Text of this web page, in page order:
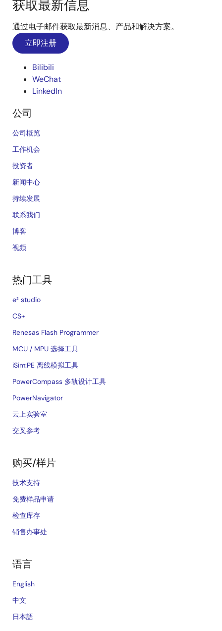
获取最新信息
通过电子邮件获取最新消息、产品和解决方案。
立即注册
Bilibili
WeChat
LinkedIn
公司
公司概览
工作机会
投资者
新闻中心
持续发展
联系我们
博客
视频
热门工具
e² studio
CS+
Renesas Flash Programmer
MCU / MPU 选择工具
iSim:PE 离线模拟工具
PowerCompass 多轨设计工具
PowerNavigator
云上实验室
交叉参考
购买/样片
技术支持
免费样品申请
检查库存
销售办事处
语言
English
中文
日本語